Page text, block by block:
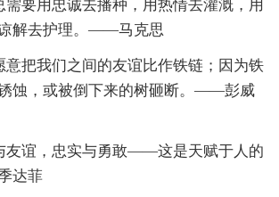
需要用忠诚去播种，用热情去灌溉，用
解去护理。——马克思
意把我们之间的友谊比作铁链；因为铁
蚀，或被倒下来的树砸断。——彭威
友谊，忠实与勇敢——这是天赋于人的
达菲